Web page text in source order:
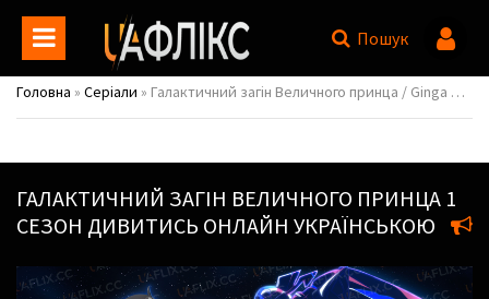
Пошук
Головна » Серіали » Галактичний загін Величного принца / Ginga Kikoutai: Majestic Prince
ГАЛАКТИЧНИЙ ЗАГІН ВЕЛИЧНОГО ПРИНЦА 1
СЕЗОН ДИВИТИСЬ ОНЛАЙН УКРАЇНСЬКОЮ